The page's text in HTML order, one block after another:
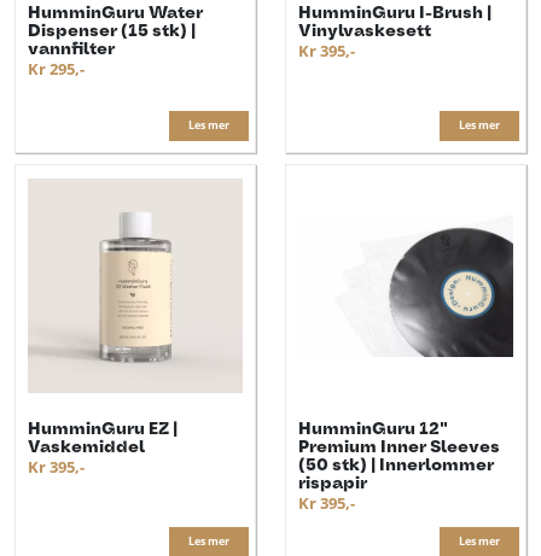
HumminGuru Water
Dispenser (15 stk) |
vannfilter
Kr 295,-
Les mer
HumminGuru I-Brush |
Vinylvaskesett
Kr 395,-
Les mer
HumminGuru EZ |
Vaskemiddel
Kr 395,-
Les mer
HumminGuru 12"
Premium Inner Sleeves
(50 stk) | Innerlommer
rispapir
Kr 395,-
Les mer